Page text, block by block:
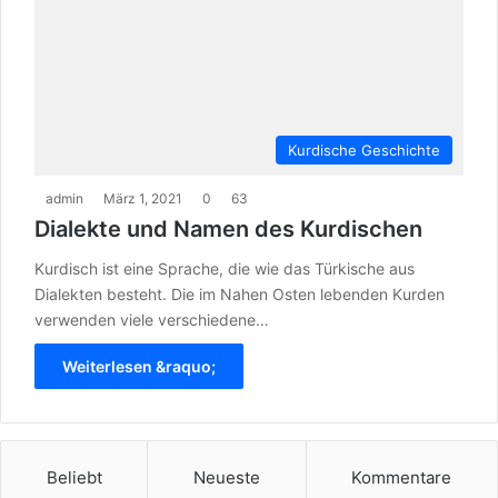
Kurdische Geschichte
admin März 1, 2021 0 63
Dialekte und Namen des Kurdischen
Kurdisch ist eine Sprache, die wie das Türkische aus
Dialekten besteht. Die im Nahen Osten lebenden Kurden
verwenden viele verschiedene…
Weiterlesen &raquo;
Beliebt Neueste Kommentare